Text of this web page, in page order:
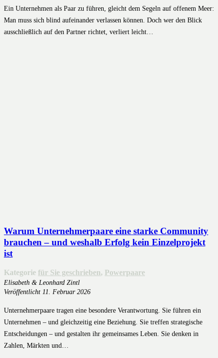
Ein Unternehmen als Paar zu führen, gleicht dem Segeln auf offenem Meer:
Man muss sich blind aufeinander verlassen können. Doch wer den Blick
ausschließlich auf den Partner richtet, verliert leicht…
Warum Unternehmerpaare eine starke Community
brauchen – und weshalb Erfolg kein Einzelprojekt
ist
Kategorie für Sie geschrieben, Powerpaare
Elisabeth & Leonhard Zintl
Veröffentlicht 11. Februar 2026
Unternehmerpaare tragen eine besondere Verantwortung. Sie führen ein
Unternehmen – und gleichzeitig eine Beziehung. Sie treffen strategische
Entscheidungen – und gestalten ihr gemeinsames Leben. Sie denken in
Zahlen, Märkten und…